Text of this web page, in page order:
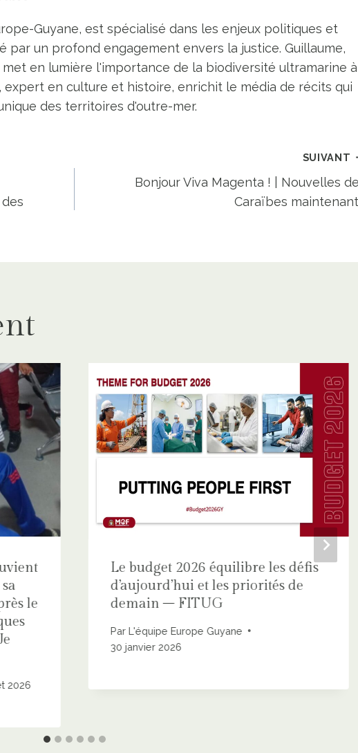
Guyane, est spécialisé dans les enjeux politiques et
par un profond engagement envers la justice. Guillaume,
en lumière l'importance de la biodiversité ultramarine à
expert en culture et histoire, enrichit le média de récits qui
des territoires d'outre-mer.
SUIVANT
Bonjour Viva Magenta ! | Nouvelles
Caraïbes
le
2026
Le budget 2026 équilibre les défis
d’aujourd’hui et les priorités de
demain – FITUG
Par L'équipe Europe Guyane
30 janvier 2026